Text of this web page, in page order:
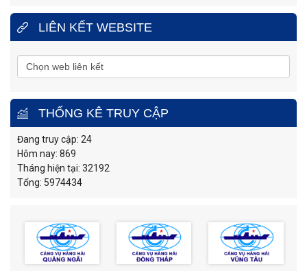
LIÊN KẾT WEBSITE
THỐNG KÊ TRUY CẬP
Đang truy cập: 24
Hôm nay: 869
Tháng hiện tại: 32192
Tổng: 5974434